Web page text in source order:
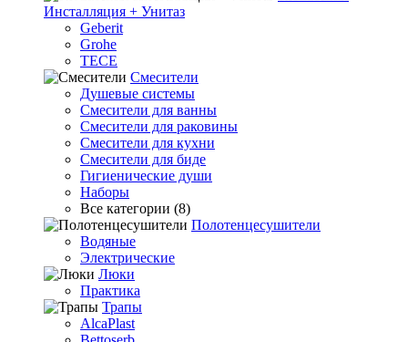
Инсталляция + Унитаз
Geberit
Grohe
TECE
Смесители
Душевые системы
Смесители для ванны
Смесители для раковины
Смесители для кухни
Смесители для биде
Гигиенические души
Наборы
Все категории (8)
Полотенцесушители
Водяные
Электрические
Люки
Практика
Трапы
AlcaPlast